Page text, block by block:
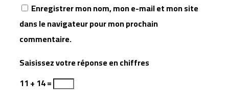
Enregistrer mon nom, mon e-mail et mon site
dans le navigateur pour mon prochain
commentaire.
Saisissez votre réponse en chiffres
11 + 14 =